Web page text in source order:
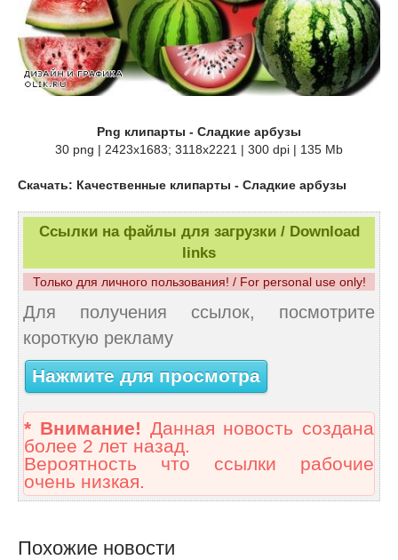
Png клипарты - Сладкие арбузы
30 png | 2423x1683; 3118х2221 | 300 dpi | 135 Mb
Скачать: Качественные клипарты - Сладкие арбузы
Ссылки на файлы для загрузки / Download
links
Только для личного пользования! / For personal use only!
Для получения ссылок, посмотрите
короткую рекламу
Нажмите для просмотра
* Внимание! Данная новость создана
более 2 лет назад.
Вероятность что ссылки рабочие
очень низкая.
Похожие новости